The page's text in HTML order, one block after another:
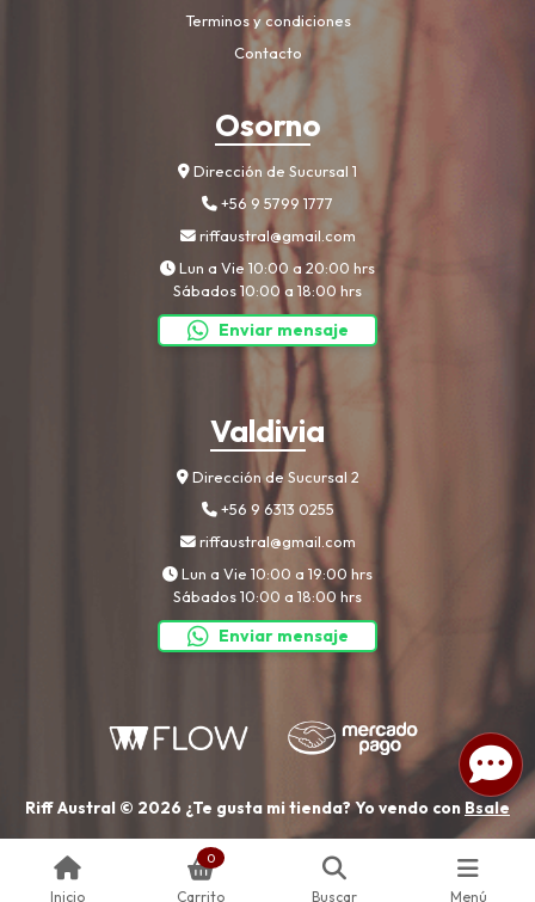
Terminos y condiciones
Contacto
Osorno
Dirección de Sucursal 1
+56 9 5799 1777
riffaustral@gmail.com
Lun a Vie 10:00 a 20:00 hrs
Sábados 10:00 a 18:00 hrs
Enviar mensaje
Valdivia
Dirección de Sucursal 2
+56 9 6313 0255
riffaustral@gmail.com
Lun a Vie 10:00 a 19:00 hrs
Sábados 10:00 a 18:00 hrs
Enviar mensaje
Riff Austral © 2026 ¿Te gusta mi tienda? Yo vendo con Bsale
Inicio
0
Carrito Buscar Menú